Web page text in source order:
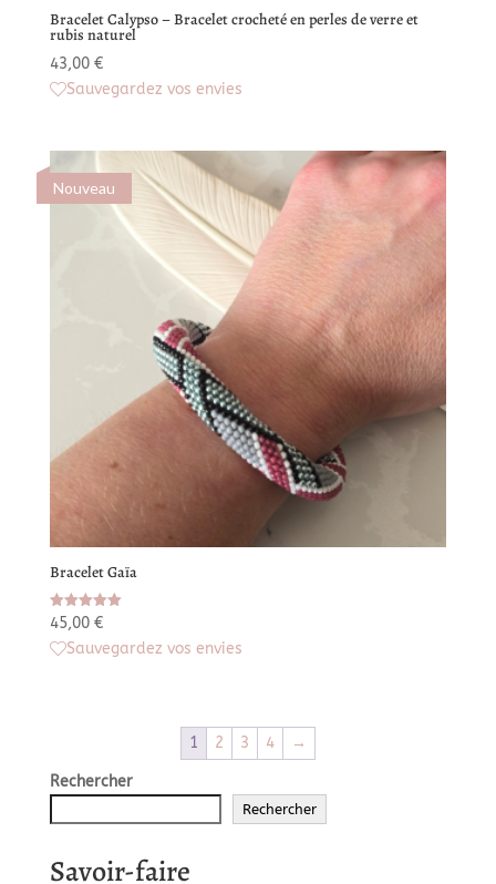
Bracelet Calypso – Bracelet crocheté en perles de verre et
rubis naturel
43,00 €
Sauvegardez vos envies
Nouveau
Bracelet Gaïa
Note
5.00
sur 5
45,00 €
Sauvegardez vos envies
1 2 3 4 →
Rechercher
Rechercher
Savoir-faire